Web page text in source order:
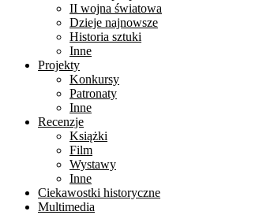
II wojna światowa
Dzieje najnowsze
Historia sztuki
Inne
Projekty
Konkursy
Patronaty
Inne
Recenzje
Książki
Film
Wystawy
Inne
Ciekawostki historyczne
Multimedia